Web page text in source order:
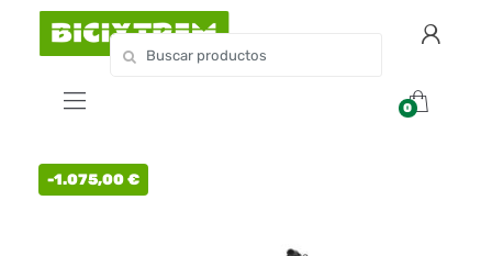
0
-1.075,00€